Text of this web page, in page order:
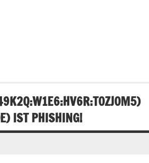
) IST PHISHING!